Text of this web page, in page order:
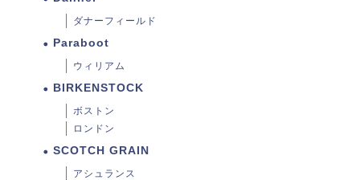
ダナーフィールド
Paraboot
ウィリアム
BIRKENSTOCK
ボストン
ロンドン
SCOTCH GRAIN
アシュランス